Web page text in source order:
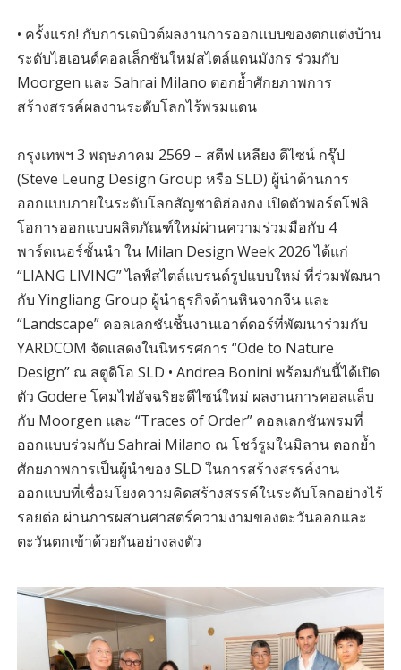
• ครั้งแรก! กับการเดบิวต์ผลงานการออกแบบของตกแต่งบ้าน
ระดับไฮเอนด์คอลเล็กชันใหม่สไตล์แดนมังกร ร่วมกับ
Moorgen และ Sahrai Milano ตอกย้ำศักยภาพการ
สร้างสรรค์ผลงานระดับโลกไร้พรมแดน
กรุงเทพฯ 3 พฤษภาคม 2569 – สตีฟ เหลียง ดีไซน์ กรุ๊ป
(Steve Leung Design Group หรือ SLD) ผู้นำด้านการ
ออกแบบภายในระดับโลกสัญชาติฮ่องกง เปิดตัวพอร์ตโฟลิ
โอการออกแบบผลิตภัณฑ์ใหม่ผ่านความร่วมมือกับ 4
พาร์ตเนอร์ชั้นนำ ใน Milan Design Week 2026 ได้แก่
“LIANG LIVING” ไลฟ์สไตล์แบรนด์รูปแบบใหม่ ที่ร่วมพัฒนา
กับ Yingliang Group ผู้นำธุรกิจด้านหินจากจีน และ
“Landscape” คอลเลกชันชิ้นงานเอาต์ดอร์ที่พัฒนาร่วมกับ
YARDCOM จัดแสดงในนิทรรศการ “Ode to Nature
Design” ณ สตูดิโอ SLD • Andrea Bonini พร้อมกันนี้ได้เปิด
ตัว Godere โคมไฟอัจฉริยะดีไซน์ใหม่ ผลงานการคอลแล็บ
กับ Moorgen และ “Traces of Order” คอลเลกชันพรมที่
ออกแบบร่วมกับ Sahrai Milano ณ โชว์รูมในมิลาน ตอกย้ำ
ศักยภาพการเป็นผู้นำของ SLD ในการสร้างสรรค์งาน
ออกแบบที่เชื่อมโยงความคิดสร้างสรรค์ในระดับโลกอย่างไร้
รอยต่อ ผ่านการผสานศาสตร์ความงามของตะวันออกและ
ตะวันตกเข้าด้วยกันอย่างลงตัว